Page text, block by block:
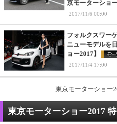
京モーターショー
2017/11/6 00:00
フォルクスワー
ニューモデルを
ョー2017】
2017/11/4 17:00
東京モーターショー
東京モーターショー2017